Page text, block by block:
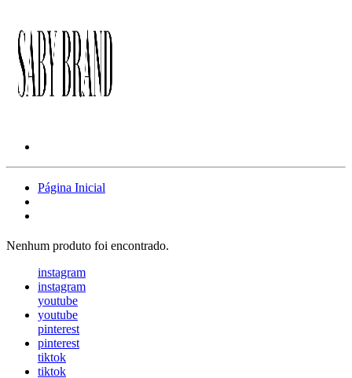
Página Inicial
Nenhum produto foi encontrado.
instagram
instagram
youtube
youtube
pinterest
pinterest
tiktok
tiktok